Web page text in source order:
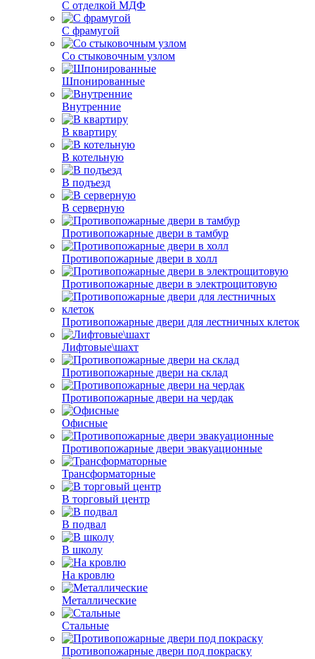
С отделкой МДФ
С фрамугой
Со стыковочным узлом
Шпонированные
Внутренние
В квартиру
В котельную
В подъезд
В серверную
Противопожарные двери в тамбур
Противопожарные двери в холл
Противопожарные двери в электрощитовую
Противопожарные двери для лестничных клеток
Лифтовые\шахт
Противопожарные двери на склад
Противопожарные двери на чердак
Офисные
Противопожарные двери эвакуационные
Трансформаторные
В торговый центр
В подвал
В школу
На кровлю
Металлические
Стальные
Противопожарные двери под покраску